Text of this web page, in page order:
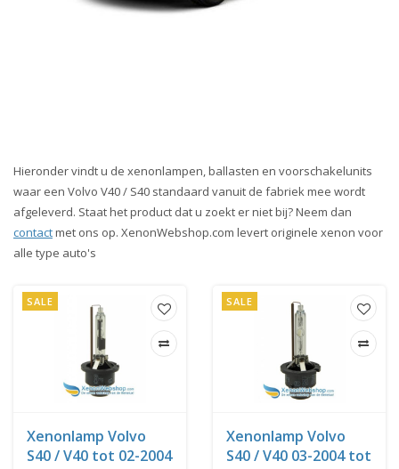
Hieronder vindt u de xenonlampen, ballasten en voorschakelunits
waar een Volvo V40 / S40 standaard vanuit de fabriek mee wordt
afgeleverd. Staat het product dat u zoekt er niet bij? Neem dan
contactmet ons op. XenonWebshop.com levert originele xenon voor
alle type auto's
SALE
Xenonlamp Volvo
S40 / V40 tot 02-2004
SALE
Xenonlamp Volvo
S40 / V40 03-2004 tot